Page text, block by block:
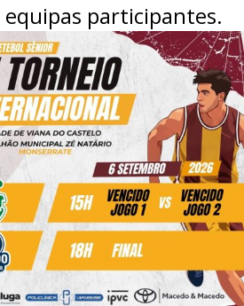
participantes.